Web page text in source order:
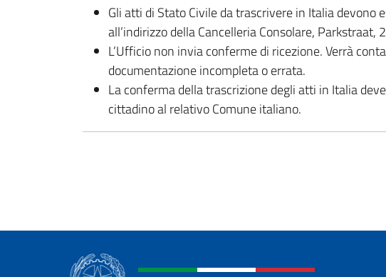
Gli atti di Stato Civile da trascrivere in Italia devono
all’indirizzo della Cancelleria Consolare, Parkstraat,
L’Ufficio non invia conferme di ricezione. Verrà
documentazione incompleta o errata.
La conferma della trascrizione degli atti in Italia
cittadino al relativo Comune italiano.